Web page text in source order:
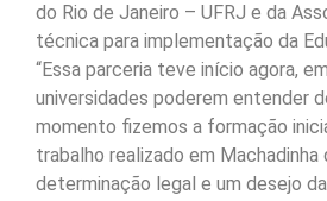
do Rio de Janeiro – UFRJ e da
técnica para implementação da
“Essa parceria teve início agora,
universidades poderem entender
momento fizemos a formação
trabalho realizado em
determinação legal e um desejo